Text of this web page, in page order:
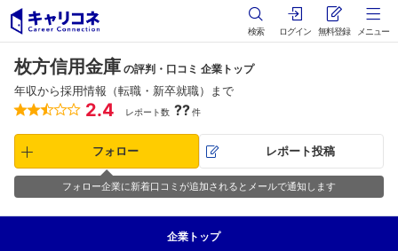
検索 ログイン 無料登録 メニュー
枚方信用金庫 の評判・口コミ 企業トップ
年収から採用情報（転職・新卒就職）まで
2.4 レポート数 ??件
フォロー レポート投稿
フォロー企業に新着口コミが追加されるとメールで通知します
企業 トップ